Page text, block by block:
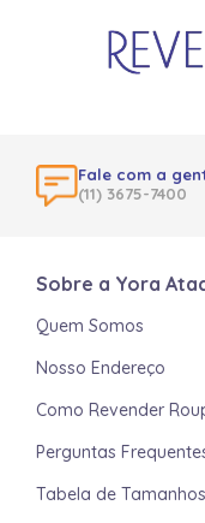
Fale com a
(11) 3675-7400
Sobre a Yora
Quem Somos
Nosso Endereço
Como Revender
Perguntas
Tabela de Tamanhos